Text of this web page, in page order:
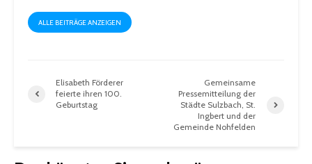
ALLE BEITRÄGE ANZEIGEN
Elisabeth Förderer
feierte ihren 100.
Geburtstag
Gemeinsame
Pressemitteilung der
Städte Sulzbach, St.
Ingbert und der
Gemeinde Nohfelden